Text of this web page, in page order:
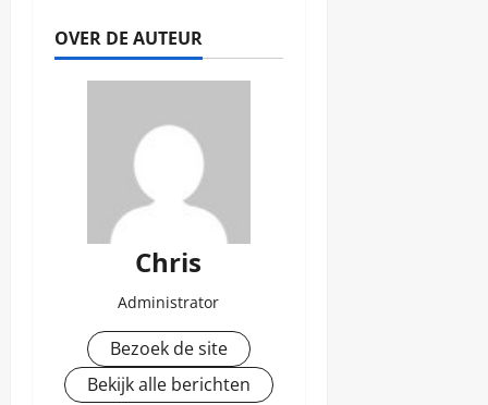
OVER DE AUTEUR
Chris
Administrator
Bezoek de site
Bekijk alle berichten